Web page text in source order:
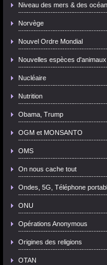
Niveau des mers & des
Norvège
Nouvel Ordre Mondial
Nouvelles espèces d'animaux
Nucléaire
Nutrition
Obama, Trump
OGM et MONSANTO
OMS
On nous cache tout
Ondes, 5G, Téléphone
ONU
Opérations Anonymous
Origines des religions
OTAN